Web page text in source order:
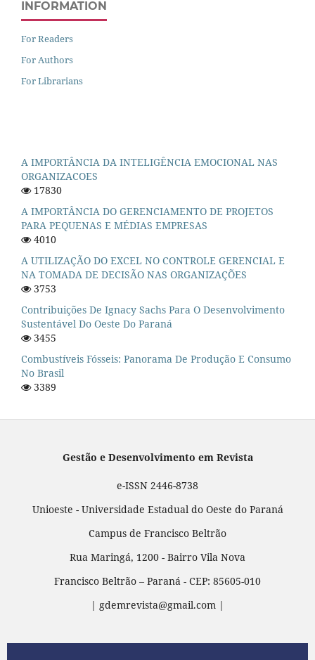
INFORMATION
For Readers
For Authors
For Librarians
A IMPORTÂNCIA DA INTELIGÊNCIA EMOCIONAL NAS
ORGANIZACOES
17830
A IMPORTÂNCIA DO GERENCIAMENTO DE PROJETOS
PARA PEQUENAS E MÉDIAS EMPRESAS
4010
A UTILIZAÇÃO DO EXCEL NO CONTROLE GERENCIAL E
NA TOMADA DE DECISÃO NAS ORGANIZAÇÕES
3753
Contribuições De Ignacy Sachs Para O Desenvolvimento
Sustentável Do Oeste Do Paraná
3455
Combustíveis Fósseis: Panorama De Produção E Consumo
No Brasil
3389
Gestão e Desenvolvimento em Revista
e-ISSN 2446-8738
Unioeste - Universidade Estadual do Oeste do Paraná
Campus de Francisco Beltrão
Rua Maringá, 1200 - Bairro Vila Nova
Francisco Beltrão – Paraná - CEP: 85605-010
| gdemrevista@gmail.com |